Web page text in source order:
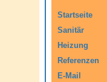
Startseite
Sanitär
Heizung
Referenzen
E-Mail